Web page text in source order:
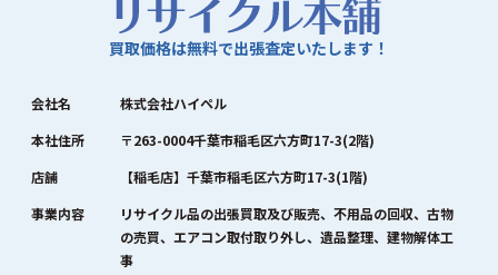
買取価格は無料で出張査定いたします！
会社名
株式会社ハイペル
本社住所
〒263-0004千葉市稲毛区六方町17-3(2階)
店舗
【稲毛店】千葉市稲毛区六方町17-3(1階)
事業内容
リサイクル品の出張買取及び販売、不用品の回収、古物
の売買、エアコン取付取り外し、遺品整理、建物解体工
事